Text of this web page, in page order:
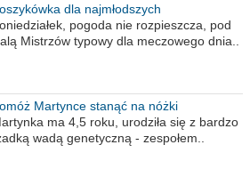
dla najmłodszych
pogoda nie rozpieszcza, pod
Mistrzów typowy dla meczowego dnia..
Martynce stanąć na nóżki
ma 4,5 roku, urodziła się z bardzo
wadą genetyczną - zespołem..